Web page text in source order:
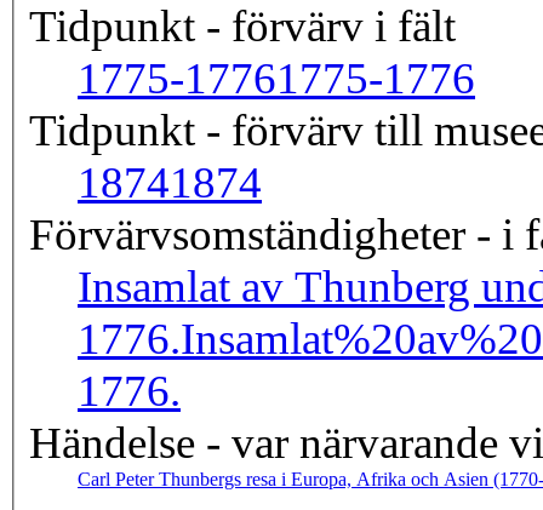
Tidpunkt - förvärv i fält
1775-17761775-1776
Tidpunkt - förvärv till
18741874
Förvärvsomständigheter - i
Insamlat av Thunberg
1776.
1776.
Händelse - var närvarande
Carl Peter Thunbergs resa i Europa, Afrika och Asien